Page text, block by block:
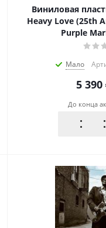
Виниловая
Heavy Love (25th
Purple
Мало
5 390
До конца